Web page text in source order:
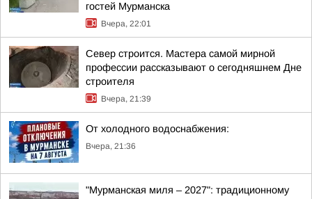
гостей Мурманска
Вчера, 22:01
Север строится. Мастера самой мирной
профессии рассказывают о сегодняшнем Дне
строителя
Вчера, 21:39
От холодного водоснабжения:
Вчера, 21:36
"Мурманская миля – 2027": традиционному